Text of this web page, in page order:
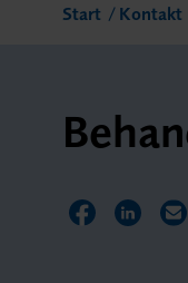
Start Kontakt
Dela